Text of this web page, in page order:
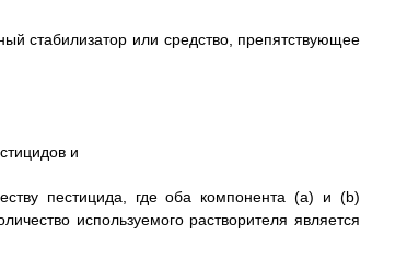
стабилизатор или средство, препятствующее
и
пестицида, где оба компонента (а) и (b)
используемого растворителя является